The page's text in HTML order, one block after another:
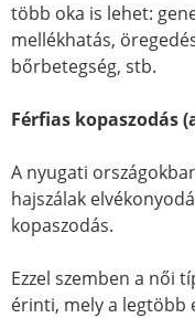
több oka is lehet:
mellékhatás,
bőrbetegség, stb.
Férfias kopaszodás
A nyugati
hajszálak
kopaszodás.
Ezzel szemben a női
érinti, mely a legtöbb